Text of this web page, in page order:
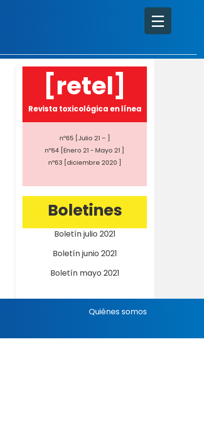
[retel]
Revista toxicológica en línea
nº65 [Julio 21 – ]
nº64 [Enero 21 - Mayo 21 ]
nº63 [diciembre 2020 ]
Boletines
Boletín julio 2021
Boletín junio 2021
Boletín mayo 2021
Quiénes somos